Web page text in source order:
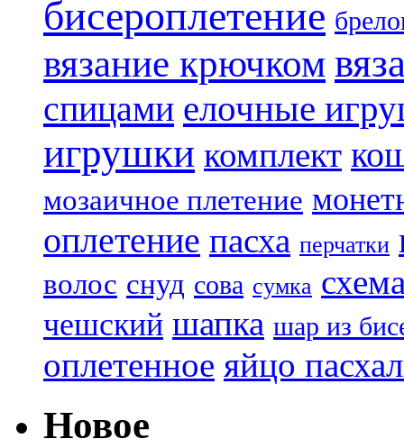
бисероплетение
вязание крючком
спицами елочные
игрушки комплект
мозаичное плетение
оплетение пасха перчатки
волос снуд сова сумка
чешский шапка шар из
оплетенное яйцо
Новое